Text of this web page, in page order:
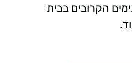
הקרובים בבית